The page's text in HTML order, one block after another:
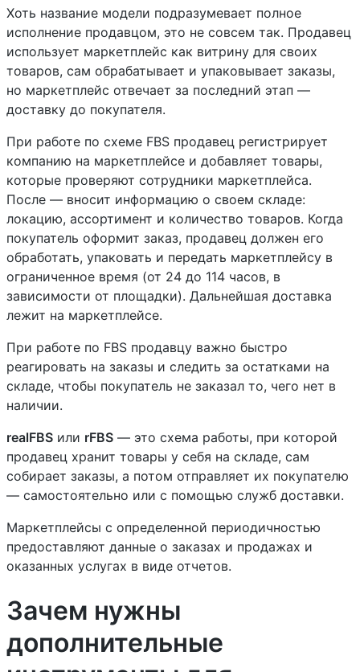
Хоть название модели подразумевает полное
исполнение продавцом, это не совсем так. Продавец
использует маркетплейс как витрину для своих
товаров, сам обрабатывает и упаковывает заказы,
но маркетплейс отвечает за последний этап —
доставку до покупателя.
При работе по схеме FBS продавец регистрирует
компанию на маркетплейсе и добавляет товары,
которые проверяют сотрудники маркетплейса.
После — вносит информацию о своем складе:
локацию, ассортимент и количество товаров. Когда
покупатель оформит заказ, продавец должен его
обработать, упаковать и передать маркетплейсу в
ограниченное время (от 24 до 114 часов, в
зависимости от площадки). Дальнейшая доставка
лежит на маркетплейсе.
При работе по FBS продавцу важно быстро
реагировать на заказы и следить за остатками на
складе, чтобы покупатель не заказал то, чего нет в
наличии.
realFBS или rFBS — это схема работы, при которой
продавец хранит товары у себя на складе, сам
собирает заказы, а потом отправляет их покупателю
— самостоятельно или с помощью служб доставки.
Маркетплейсы с определенной периодичностью
предоставляют данные о заказах и продажах и
оказанных услугах в виде отчетов.
Зачем нужны
дополнительные